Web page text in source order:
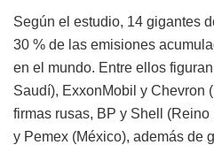
Según el estudio, 14 gigantes
30 % de las emisiones
en el mundo. Entre ellos
Saudí), ExxonMobil y Chevron
firmas rusas, BP y Shell (Reino
y Pemex (México), además de